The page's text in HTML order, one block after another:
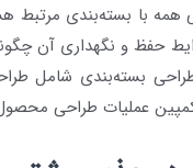
همه با بسته‌بندی
بسته‌بندی شامل
عملیات طراحی